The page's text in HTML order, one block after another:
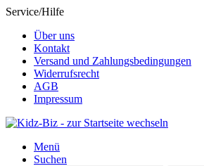
Service/Hilfe
Über uns
Kontakt
Versand und Zahlungsbedingungen
Widerrufsrecht
AGB
Impressum
Menü
Suchen